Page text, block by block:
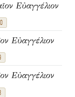
Εὐαγγέλιον
Εὐαγγέλιον
Εὐαγγέλιον